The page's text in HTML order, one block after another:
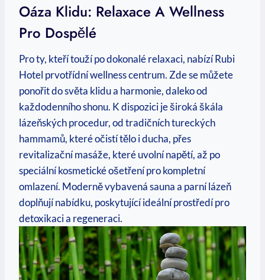
Oáza Klidu: Relaxace A Wellness
Pro Dospělé
Pro ty, kteří touží po dokonalé relaxaci, nabízí Rubi
Hotel prvotřídní wellness centrum. Zde se můžete
ponořit do světa klidu a harmonie, daleko od
každodenního shonu. K dispozici je široká škála
lázeňských procedur, od tradičních tureckých
hammamů, které očistí tělo i ducha, přes
revitalizační masáže, které uvolní napětí, až po
speciální kosmetické ošetření pro kompletní
omlazení. Moderně vybavená sauna a parní lázeň
doplňují nabídku, poskytující ideální prostředí pro
detoxikaci a regeneraci.